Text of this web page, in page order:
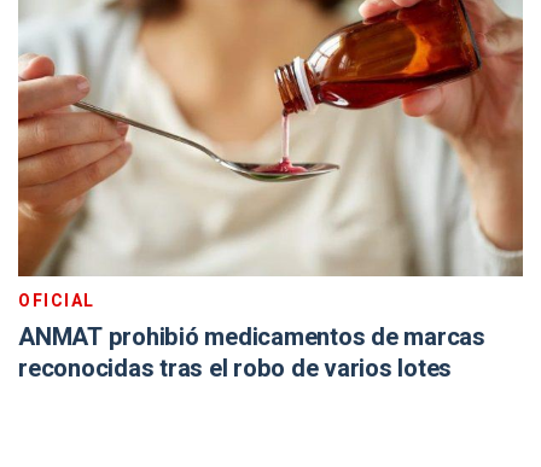
OFICIAL
ANMAT prohibió medicamentos de marcas
reconocidas tras el robo de varios lotes